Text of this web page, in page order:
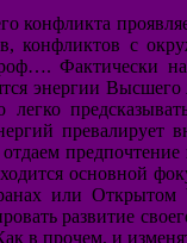
конфликта
конфликтов с
Фактически
энергии Высшего
легко
превалирует
предпочтение
основной
или
развитие
в прочем, и